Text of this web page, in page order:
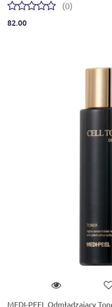
(0)
82.00
MEDI-PEEL Odmładzający